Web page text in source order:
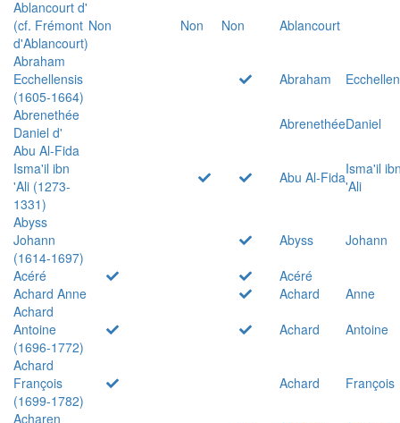
Ablancourt d'
(cf. Frémont
d'Ablancourt)
Non Non Non
Ablancourt
Abraham
Ecchellensis
(1605-1664)
Abraham
Abrenethée
Daniel d'
AbrenethéeDaniel
Abu Al-Fida
Isma'il ibn
'Ali (1273-
1331)
Abu Al-FidaIsma'il
'Ali
Abyss
Johann
(1614-1697)
Abyss
Johann
Acéré
Acéré
Achard Anne
Achard
Anne
Achard
Antoine
(1696-1772)
Achard
Antoine
Achard
François
(1699-1782)
Achard
François
Acharen